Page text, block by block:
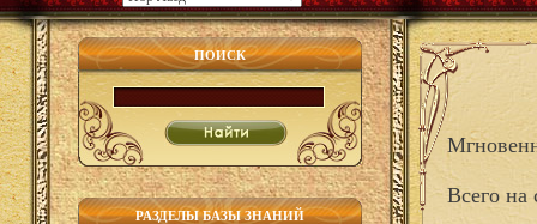
ПОИСК
РАЗДЕЛЫ БАЗЫ ЗНАНИЙ
Всего на